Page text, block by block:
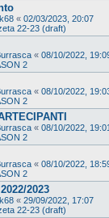
« 02/03/2023, 20:07
22-23 (draft)
« 08/10/2022,
2
« 08/10/2022,
2
« 08/10/2022, 19:01
2
« 08/10/2022,
2
2023
« 29/09/2022, 17:07
22-23 (draft)